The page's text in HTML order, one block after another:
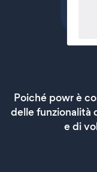
Poiché powr è
delle funzionalità
e di